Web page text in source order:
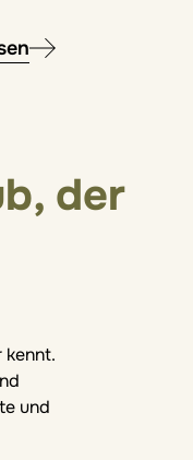
der
kennt.
und